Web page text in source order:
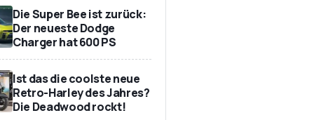
Die Super Bee ist zurück:
Der neueste Dodge
Charger hat 600 PS
Ist das die coolste neue
Retro-Harley des Jahres?
Die Deadwood rockt!